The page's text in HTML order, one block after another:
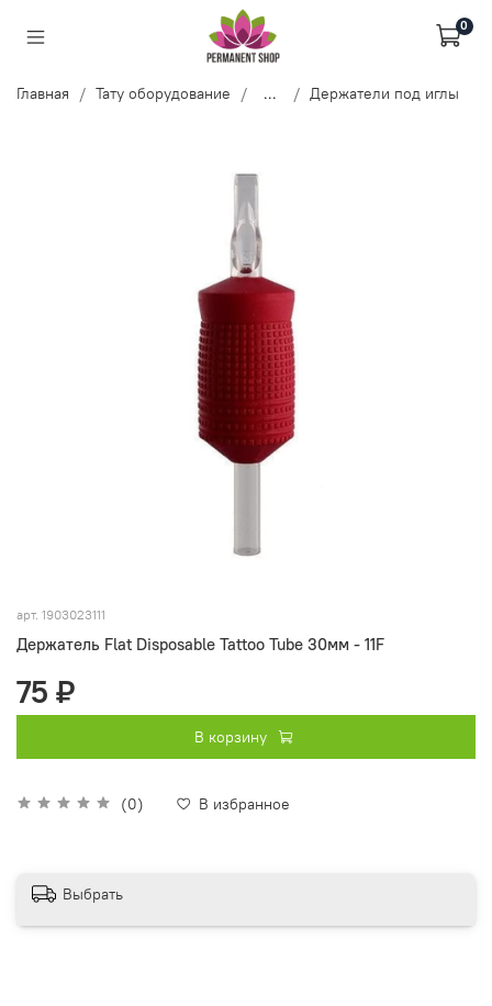
0
Главная Тату оборудование ... Держатели под иглы
арт. 1903023111
Держатель Flat Disposable Tattoo Tube 30мм - 11F
(0) В избранное
75 ₽
В корзину
Выбрать